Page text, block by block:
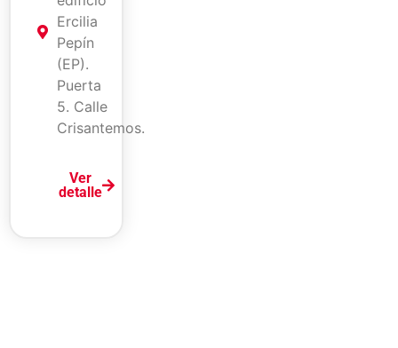
Ercilia
Pepín
(EP).
Puerta
5. Calle
Crisantemos.
Ver
detalle